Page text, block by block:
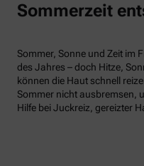
Sommerzeit
Sommer, Sonne und Zeit im
des Jahres – doch Hitze,
können die Haut schnell
Sommer nicht ausbremsen,
Hilfe bei Juckreiz, gereizter